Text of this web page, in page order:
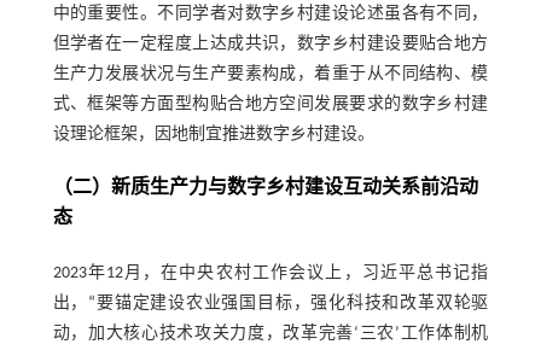
中的重要性。不同学者对数字乡村建设论述虽各有不同，
但学者在一定程度上达成共识，数字乡村建设要贴合地方
生产力发展状况与生产要素构成，着重于从不同结构、模
式、框架等方面型构贴合地方空间发展要求的数字乡村建
设理论框架，因地制宜推进数字乡村建设。
（二）新质生产力与数字乡村建设互动关系前沿动
态
2023年12月，在中央农村工作会议上，习近平总书记指
出，“要锚定建设农业强国目标，强化科技和改革双轮驱
动，加大核心技术攻关力度，改革完善‘三农’工作体制机